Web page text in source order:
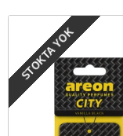
STOKTA YOK